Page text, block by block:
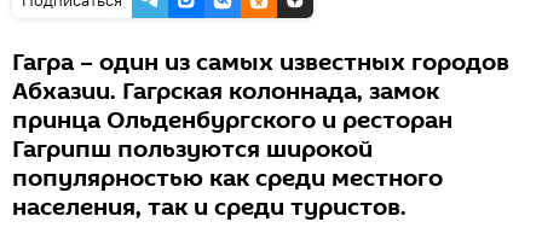
Гагра – один из самых известных городов
Абхазии. Гагрская колоннада, замок
принца Ольденбургского и ресторан
Гагрипш пользуются широкой
популярностью как среди местного
населения, так и среди туристов.